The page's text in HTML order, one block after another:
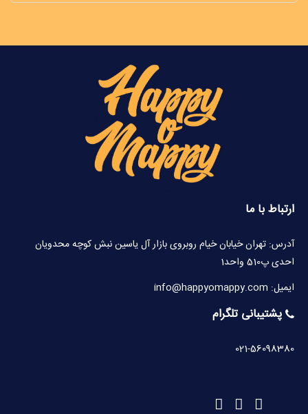
ارتباط با ما
آدرس: تهران خیابان خیام روبروی بازار آل یاسین نبش کوچه محدویان
احدی پ510 واحد1
ایمیل: info@happyomappy.com
پشتیبانی تلگرام
021-56098380